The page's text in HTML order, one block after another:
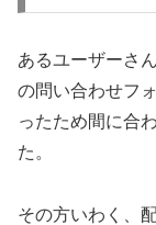
あるユーザーさ
の問い合わせフ
ったため間に合
た。
その方いわく、